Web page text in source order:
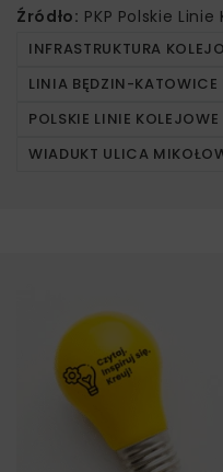
Źródło: PKP Polskie
INFRASTRUKTURA
LINIA BĘDZIN-KATOWICE
POLSKIE LINIE KOLEJOWE
WIADUKT ULICA